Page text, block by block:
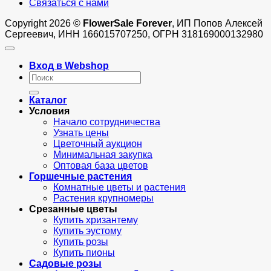
Связаться с нами
Copyright 2026 © FlowerSale Forever, ИП Попов Алексей
Сергеевич, ИНН 166015707250, ОГРН 318169000132980
Вход в Webshop
Искать:
Каталог
Условия
Начало сотрудничества
Узнать цены
Цветочный аукцион
Минимальная закупка
Оптовая база цветов
Горшечные растения
Комнатные цветы и растения
Растения крупномеры
Срезанные цветы
Купить хризантему
Купить эустому
Купить розы
Купить пионы
Садовые розы